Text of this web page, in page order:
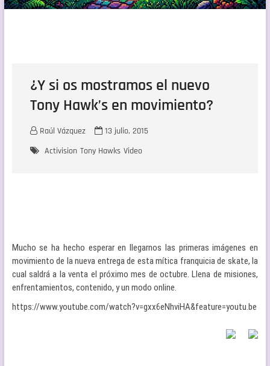
¿Y si os mostramos el nuevo
Tony Hawk’s en movimiento?
Raúl Vázquez
13 julio, 2015
Activision Tony Hawks Video
Mucho se ha hecho esperar en llegarnos las primeras imágenes en
movimiento de la nueva entrega de esta mítica franquicia de skate, la
cual saldrá a la venta el próximo mes de octubre. Llena de misiones,
enfrentamientos, contenido, y un modo online.
https://www.youtube.com/watch?v=gxx6eNhviHA&feature=youtu.be